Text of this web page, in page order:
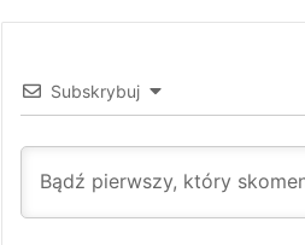
Subskrybuj